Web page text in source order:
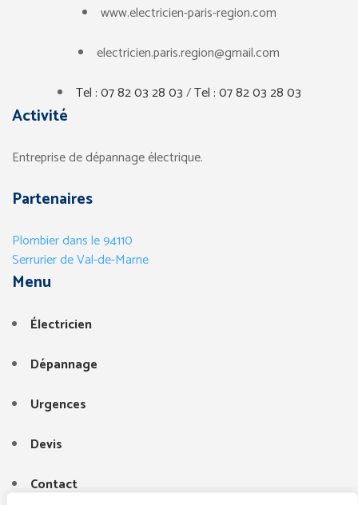
www.electricien-paris-region.com
electricien.paris.region@gmail.com
Tel : 07 82 03 28 03/Tel : 07 82 03 28 03
Activité
Entreprise de dépannage électrique.
Partenaires
Plombier dans le 94110
Serrurier de Val-de-Marne
Menu
Électricien
Dépannage
Urgences
Devis
Contact